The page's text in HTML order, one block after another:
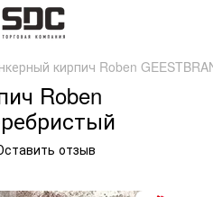
кирпич Roben
Roben
отзыв